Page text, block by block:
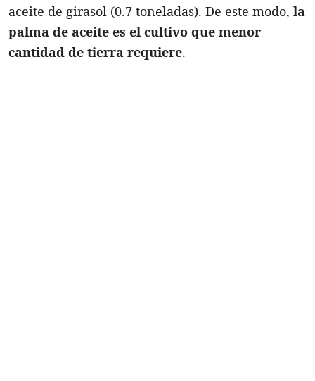
aceite de girasol (0.7 toneladas). De este modo, la
palma de aceite es el cultivo que menor
cantidad de tierra requiere.